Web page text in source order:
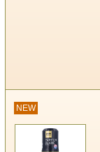
NEW